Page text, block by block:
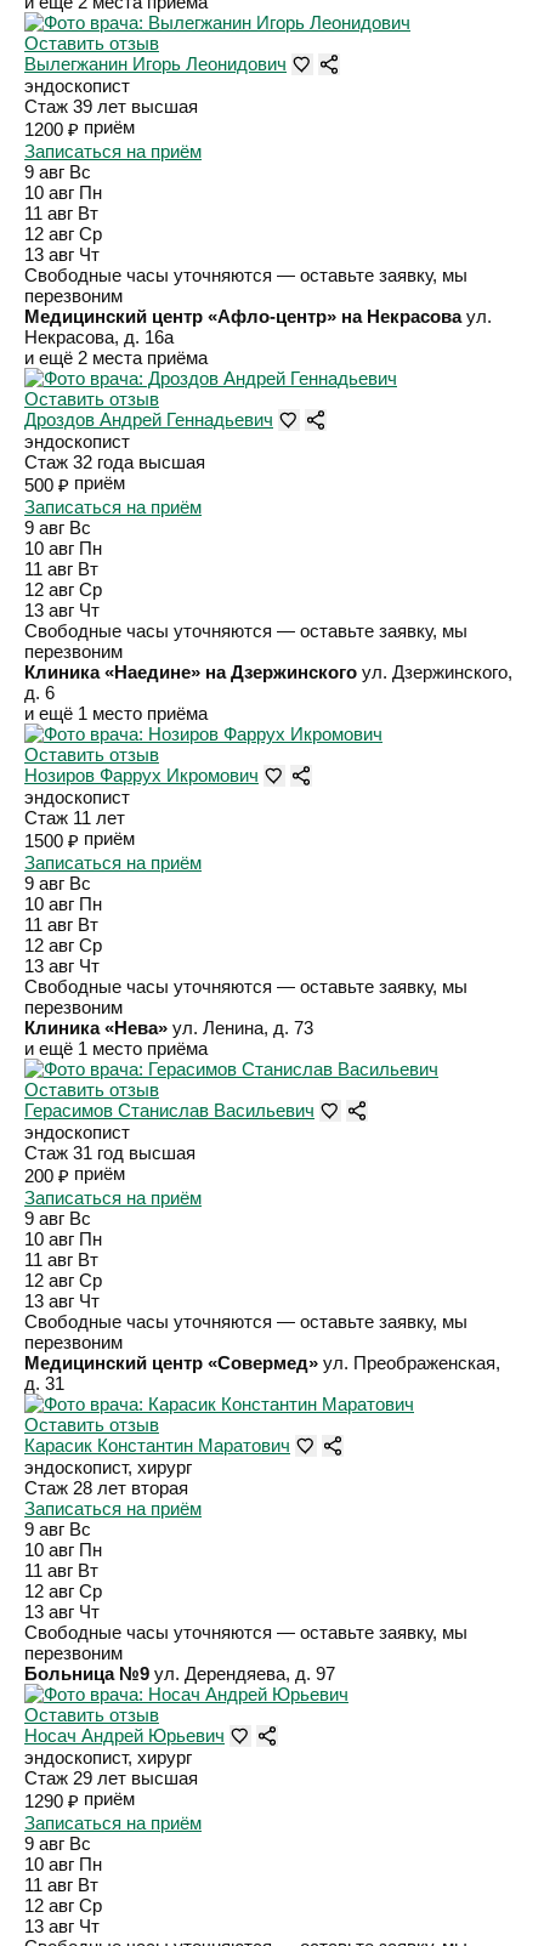
Оставить отзыв
Вылегжанин Игорь Леонидович
эндоскопист
Стаж 39 лет высшая
1200 ₽ приём
Записаться на приём
9 авг Вс
10 авг Пн
11 авг Вт
12 авг Ср
13 авг Чт
Свободные часы уточняются — оставьте заявку, мы
перезвоним
Медицинский центр «Афло-центр» на Некрасова ул.
Некрасова, д. 16а
и ещё 2 места приёма
Оставить отзыв
Дроздов Андрей Геннадьевич
эндоскопист
Стаж 32 года высшая
500 ₽ приём
Записаться на приём
9 авг Вс
10 авг Пн
11 авг Вт
12 авг Ср
13 авг Чт
Свободные часы уточняются — оставьте заявку, мы
перезвоним
Клиника «Наедине» на Дзержинского ул. Дзержинского,
д. 6
и ещё 1 место приёма
Оставить отзыв
Нозиров Фаррух Икромович
эндоскопист
Стаж 11 лет
1500 ₽ приём
Записаться на приём
9 авг Вс
10 авг Пн
11 авг Вт
12 авг Ср
13 авг Чт
Свободные часы уточняются — оставьте заявку, мы
перезвоним
Клиника «Нева» ул. Ленина, д. 73
и ещё 1 место приёма
Оставить отзыв
Герасимов Станислав Васильевич
эндоскопист
Стаж 31 год высшая
200 ₽ приём
Записаться на приём
9 авг Вс
10 авг Пн
11 авг Вт
12 авг Ср
13 авг Чт
Свободные часы уточняются — оставьте заявку, мы
перезвоним
Медицинский центр «Совермед» ул. Преображенская,
д. 31
Оставить отзыв
Карасик Константин Маратович
эндоскопист, хирург
Стаж 28 лет вторая
Записаться на приём
9 авг Вс
10 авг Пн
11 авг Вт
12 авг Ср
13 авг Чт
Свободные часы уточняются — оставьте заявку, мы
перезвоним
Больница №9 ул. Дерендяева, д. 97
Оставить отзыв
Носач Андрей Юрьевич
эндоскопист, хирург
Стаж 29 лет высшая
1290 ₽ приём
Записаться на приём
9 авг Вс
10 авг Пн
11 авг Вт
12 авг Ср
13 авг Чт